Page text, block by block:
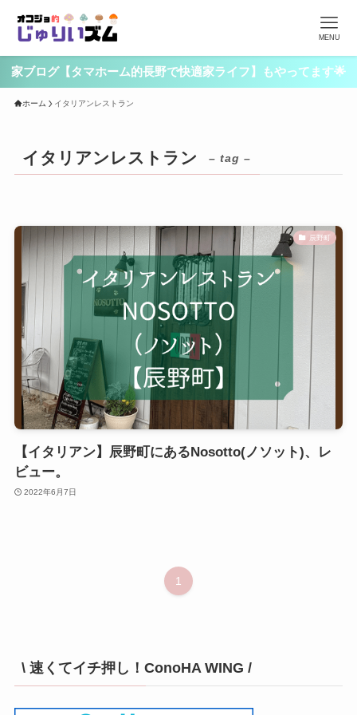
MENU
家ブログ【タマホーム的長野で快適家ライフ】もやってます🌟
ホーム イタリアンレストラン
イタリアンレストラン – tag –
辰野町
【イタリアン】辰野町にあるNosotto(ノソット)、レ
ビュー。
2022年6月7日
1
\ 速くてイチ押し！ConoHA WING /